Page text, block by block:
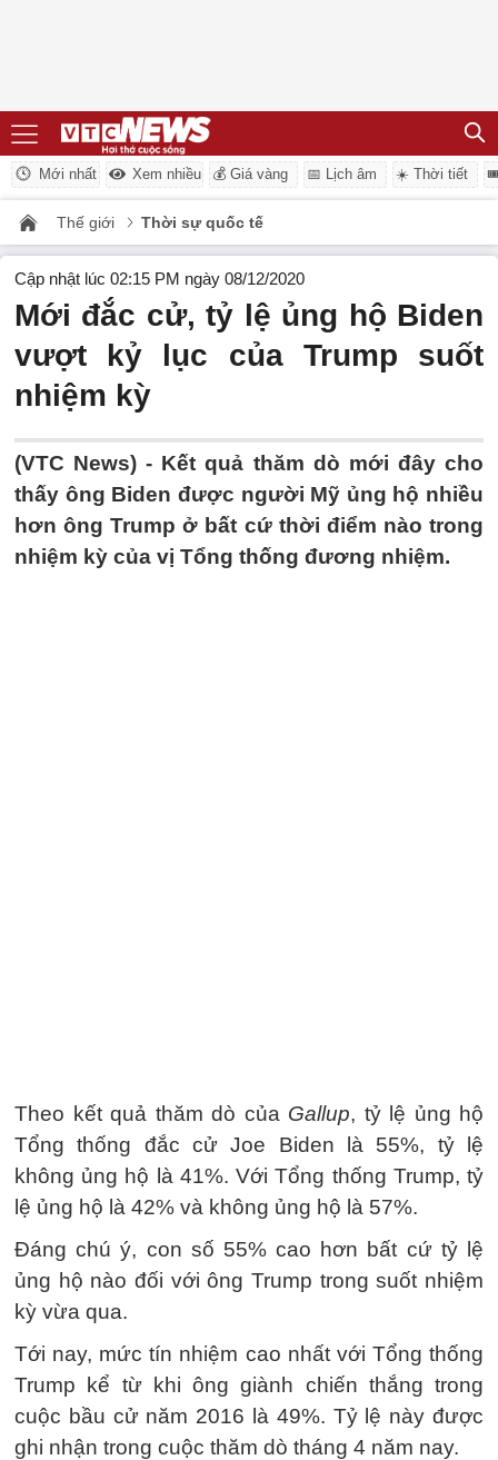
Mới nhất Xem nhiều 💰 Giá vàng 📅 Lịch âm ☀️ Thời tiết
Thế giới Thời sự quốc tế
Cập nhật lúc 02:15 PM ngày 08/12/2020
Mới đắc cử, tỷ lệ ủng hộ Biden
vượt kỷ lục của Trump suốt
nhiệm kỳ
(VTC News) - Kết quả thăm dò mới đây cho
thấy ông Biden được người Mỹ ủng hộ nhiều
hơn ông Trump ở bất cứ thời điểm nào trong
nhiệm kỳ của vị Tổng thống đương nhiệm.
Theo kết quả thăm dò của Gallup, tỷ lệ ủng hộ
Tổng thống đắc cử Joe Biden là 55%, tỷ lệ
không ủng hộ là 41%. Với Tổng thống Trump, tỷ
lệ ủng hộ là 42% và không ủng hộ là 57%.
Đáng chú ý, con số 55% cao hơn bất cứ tỷ lệ
ủng hộ nào đối với ông Trump trong suốt nhiệm
kỳ vừa qua.
Tới nay, mức tín nhiệm cao nhất với Tổng thống
Trump kể từ khi ông giành chiến thắng trong
cuộc bầu cử năm 2016 là 49%. Tỷ lệ này được
ghi nhận trong cuộc thăm dò tháng 4 năm nay.